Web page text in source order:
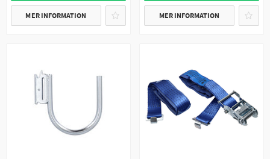
MER INFORMATION MER INFORMATION